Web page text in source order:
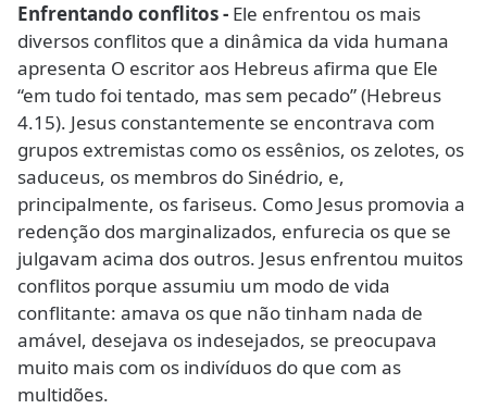
Enfrentando conflitos - Ele enfrentou os mais
diversos conflitos que a dinâmica da vida humana
apresenta O escritor aos Hebreus afirma que Ele
“em tudo foi tentado, mas sem pecado” (Hebreus
4.15). Jesus constantemente se encontrava com
grupos extremistas como os essênios, os zelotes, os
saduceus, os membros do Sinédrio, e,
principalmente, os fariseus. Como Jesus promovia a
redenção dos marginalizados, enfurecia os que se
julgavam acima dos outros. Jesus enfrentou muitos
conflitos porque assumiu um modo de vida
conflitante: amava os que não tinham nada de
amável, desejava os indesejados, se preocupava
muito mais com os indivíduos do que com as
multidões.